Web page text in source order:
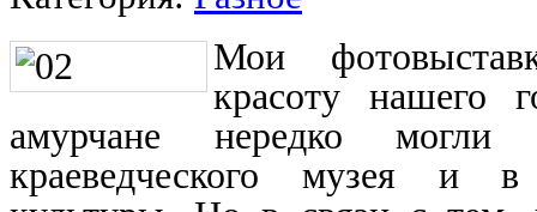
Мои
красоту нашего
амурчане нередко
краеведческого музея и